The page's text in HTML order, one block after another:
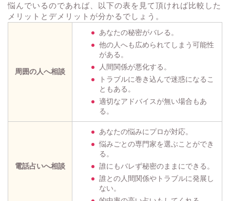
悩んでいるのであれば、以下の表を見て頂ければ比較した
メリットとデメリットが分かるでしょう。
周囲の人へ相談
あなたの秘密がバレる。
他の人へも広められてしまう可能性
がある。
人間関係が悪化する。
トラブルに巻き込んで迷惑になるこ
ともある。
適切なアドバイスが無い場合もあ
る。
電話占いへ相談
あなたの悩みにプロが対応。
悩みごとの専門家を選ぶことができ
る。
誰にもバレず秘密のままにできる。
誰との人間関係やトラブルに発展し
ない。